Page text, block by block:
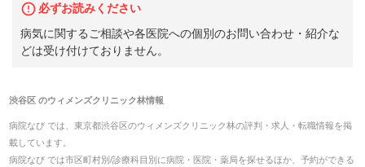
必ずお読みください
病気に関するご相談や各医院への個別のお問い合わせ・紹介な
どは受け付けておりません。
渋谷区のウィメンズクリニック林情報
病院なび では、 東京都渋谷区のウィメンズクリニック林の評判・求人・転職情報を掲
載しています。
病院なび では市区町村別/診療科目別に病院・医院・薬局を探せるほか、予約ができる